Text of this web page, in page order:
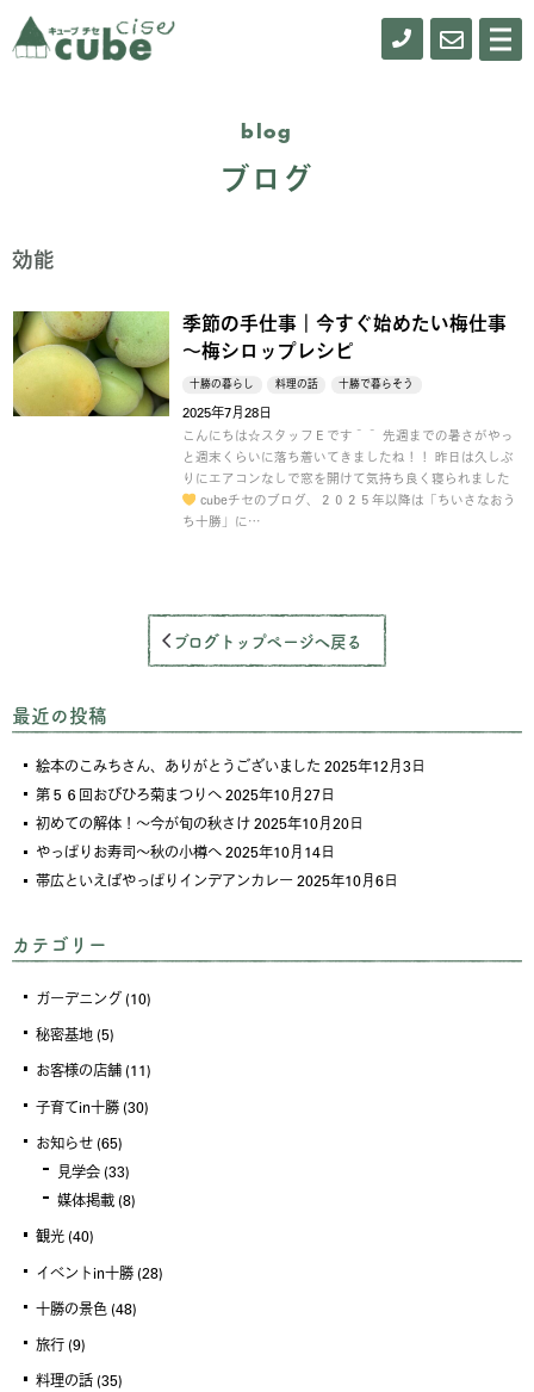
メ
ニ
0155- お
blog
ブログ
効能
季節の手仕事｜今すぐ始めたい梅仕事
～梅シロップレシピ
十勝の暮らし 料理の話 十勝で暮らそう
2025年7月28日
こんにちは☆スタッフＥです＾＾ 先週までの暑さがやっ
と週末くらいに落ち着いてきましたね！！ 昨日は久しぶ
りにエアコンなしで窓を開けて気持ち良く寝られました
cubeチセのブログ、２０２５年以降は「ちいさなおう
ち十勝」に…
ブログトップページへ戻る
最近の投稿
絵本のこみちさん、ありがとうございました 2025年12月3日
第５６回おびひろ菊まつりへ2025年10月27日
初めての解体！～今が旬の秋さけ2025年10月20日
やっぱりお寿司～秋の小樽へ2025年10月14日
帯広といえばやっぱりインデアンカレー2025年10月6日
カテゴリー
ガーデニング (10)
秘密基地 (5)
お客様の店舗 (11)
子育てin十勝 (30)
お知らせ (65)
見学会 (33)
媒体掲載 (8)
観光 (40)
イベントin十勝 (28)
十勝の景色 (48)
旅行 (9)
料理の話 (35)